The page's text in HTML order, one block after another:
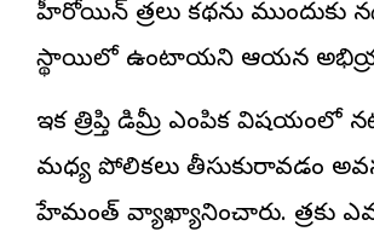
హీరోయిన్ పాత్రలు కథను ముందుకు
స్థాయిలో ఉంటాయని ఆయన
ఇక త్రిప్తి డిమ్రీ ఎంపిక విషయంలో
మధ్య పోలికలు తీసుకురావడం
హేమంత్ వ్యాఖ్యానించారు. పాత్రకు